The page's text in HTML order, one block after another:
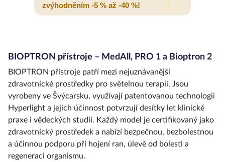
zvýhodněním -5 % až -40 %!
BIOPTRON přístroje – MedAll, PRO 1 a Bioptron 2
BIOPTRON přístroje patří mezi nejuznávanější
zdravotnické prostředky pro světelnou terapii. Jsou
vyrobeny ve Švýcarsku, využívají patentovanou technologii
Hyperlight a jejich účinnost potvrzují desítky let klinické
praxe i vědeckých studií. Každý model je certifikovaný jako
zdravotnický prostředek a nabízí bezpečnou, bezbolestnou
a účinnou podporu při hojení ran, úlevě od bolesti a
regeneraci organismu.